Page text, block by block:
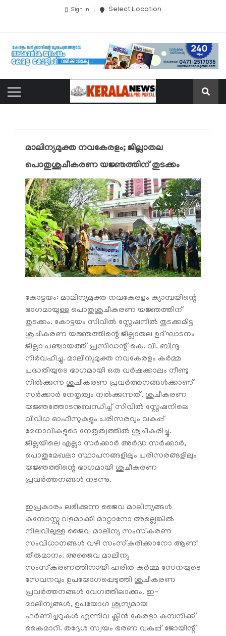
Sign In Select Location
മാലിന്യമുക്ത നവകേരളം; ജില്ലാതല
പൊതുശുചീകരണ യജ്ഞത്തിന് തുടക്കം
കോട്ടയം: മാലിന്യമുക്ത നവകേരളം ക്യാമ്പയിന്റെ
ഭാഗമായുള്ള പൊതുശുചീകരണ യജ്ഞത്തിന്
തുടക്കം. കോട്ടയം സിവിൽ സ്റ്റേഷനിൽ തുടക്കമിട്ട
ശുചീകരണ യജ്ഞത്തിന്റെ ജില്ലാതല ഉദ്ഘാടനം
ജില്ലാ പഞ്ചായത്ത് പ്രസിഡന്റ് കെ. വി. ബിന്ദു
നിർവഹിച്ചു. മാലിന്യമുക്ത നവകേരളം കർമ്മ
പദ്ധതിയുടെ ഭാഗമായി ഒരു വർഷക്കാലം നീണ്ടു
നിൽക്കുന്ന ശുചീകരണ പ്രവർത്തനങ്ങൾക്കാണ്
സർക്കാർ നേതൃത്വം നൽക്കുന്നത്. ശുചീകരണ
യജ്ഞത്തോടനുബന്ധിച്ച് സിവിൽ സ്റ്റേഷനിലെ
വിവിധ ഓഫീസുകളും പരിസരവും വകുപ്പ്
മേധാവികളുടെ നേതൃത്വത്തിൽ ശുചീകരിച്ചു.
ജില്ലയിലെ എല്ലാ സർക്കാർ അർദ്ധ സർക്കാർ,
പൊതുമേഖലാ സ്ഥാപനങ്ങളിലും പരിസരങ്ങളിലും
യജ്ഞത്തിന്റെ ഭാഗമായി ശുചീകരണ
പ്രവർത്തനങ്ങൾ നടന്നു.
ഇപ്രകാരം ലഭിക്കുന്ന ജൈവ മാലിന്യങ്ങൾ
കമ്പോസ്റ്റു വളമാക്കി മാറ്റാനോ അല്ലെങ്കിൽ
നിലവിലുള്ള ജൈവ മാലിന്യ സംസ്‌കരണ
സംവിധാനങ്ങൾ വഴി സംസ്‌കരിക്കാനോ ആണ്
തീരുമാനം. അജൈവ മാലിന്യ
സംസ്‌കരണത്തിനായി ഹരിത കർമ്മ സേനയുടെ
സേവനവും ഉപയോഗപ്പെടുത്തി ശുചീകരണ
പ്രവർത്തനങ്ങൾ വേഗത്തിലാക്കും. ഇ-
മാലിന്യങ്ങൾ, ഉപയോഗ ശൂന്യമായ
ഫർണീച്ചറുകൾ എന്നിവ ക്ലീൻ കേരളാ കമ്പനിക്ക്
കൈമാറി. തദ്ദേശ സ്വയം ഭരണ വകുപ്പ് ജോയിന്റ്